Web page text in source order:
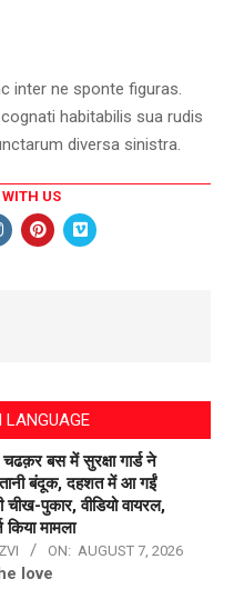
inter ne sponte figuras.
habitabilis sua rudis
diversa sinistra.
US
LANGUAGE
बस में सुरक्षा गार्ड ने
तानी बंदूक, दहशत में आ गईं
चीख-पुकार, वीडियो वायरल,
मामला
ON: AUGUST 7, 2026
love